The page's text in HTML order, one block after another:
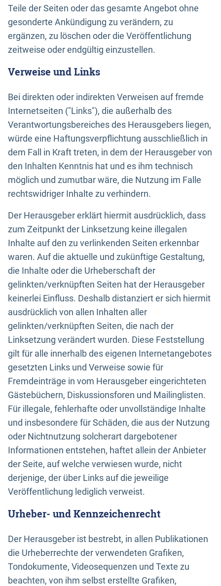
Teile der Seiten oder das gesamte Angebot ohne
gesonderte Ankündigung zu verändern, zu
ergänzen, zu löschen oder die Veröffentlichung
zeitweise oder endgültig einzustellen.
Verweise und Links
Bei direkten oder indirekten Verweisen auf fremde
Internetseiten ("Links"), die außerhalb des
Verantwortungsbereiches des Herausgebers liegen,
würde eine Haftungsverpflichtung ausschließlich in
dem Fall in Kraft treten, in dem der Herausgeber von
den Inhalten Kenntnis hat und es ihm technisch
möglich und zumutbar wäre, die Nutzung im Falle
rechtswidriger Inhalte zu verhindern.
Der Herausgeber erklärt hiermit ausdrücklich, dass
zum Zeitpunkt der Linksetzung keine illegalen
Inhalte auf den zu verlinkenden Seiten erkennbar
waren. Auf die aktuelle und zukünftige Gestaltung,
die Inhalte oder die Urheberschaft der
gelinkten/verknüpften Seiten hat der Herausgeber
keinerlei Einfluss. Deshalb distanziert er sich hiermit
ausdrücklich von allen Inhalten aller
gelinkten/verknüpften Seiten, die nach der
Linksetzung verändert wurden. Diese Feststellung
gilt für alle innerhalb des eigenen Internetangebotes
gesetzten Links und Verweise sowie für
Fremdeinträge in vom Herausgeber eingerichteten
Gästebüchern, Diskussionsforen und Mailinglisten.
Für illegale, fehlerhafte oder unvollständige Inhalte
und insbesondere für Schäden, die aus der Nutzung
oder Nichtnutzung solcherart dargebotener
Informationen entstehen, haftet allein der Anbieter
der Seite, auf welche verwiesen wurde, nicht
derjenige, der über Links auf die jeweilige
Veröffentlichung lediglich verweist.
Urheber- und Kennzeichenrecht
Der Herausgeber ist bestrebt, in allen Publikationen
die Urheberrechte der verwendeten Grafiken,
Tondokumente, Videosequenzen und Texte zu
beachten, von ihm selbst erstellte Grafiken,